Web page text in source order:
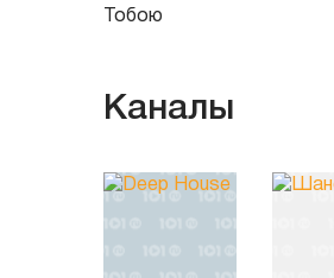
Тобою
Каналы